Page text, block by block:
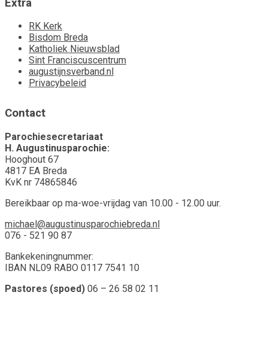
Extra
RK Kerk
Bisdom Breda
Katholiek Nieuwsblad
Sint Franciscuscentrum
augustijnsverband.nl
Privacybeleid
Contact
Parochiesecretariaat
H. Augustinusparochie:
Hooghout 67
4817 EA Breda
KvK nr 74865846
Bereikbaar op ma-woe-vrijdag van 10.00 - 12.00 uur.
michael@augustinusparochiebreda.nl
076 - 521 90 87
Bankekeningnummer:
IBAN NL09 RABO 0117 7541 10
Pastores (spoed) 06 – 26 58 02 11